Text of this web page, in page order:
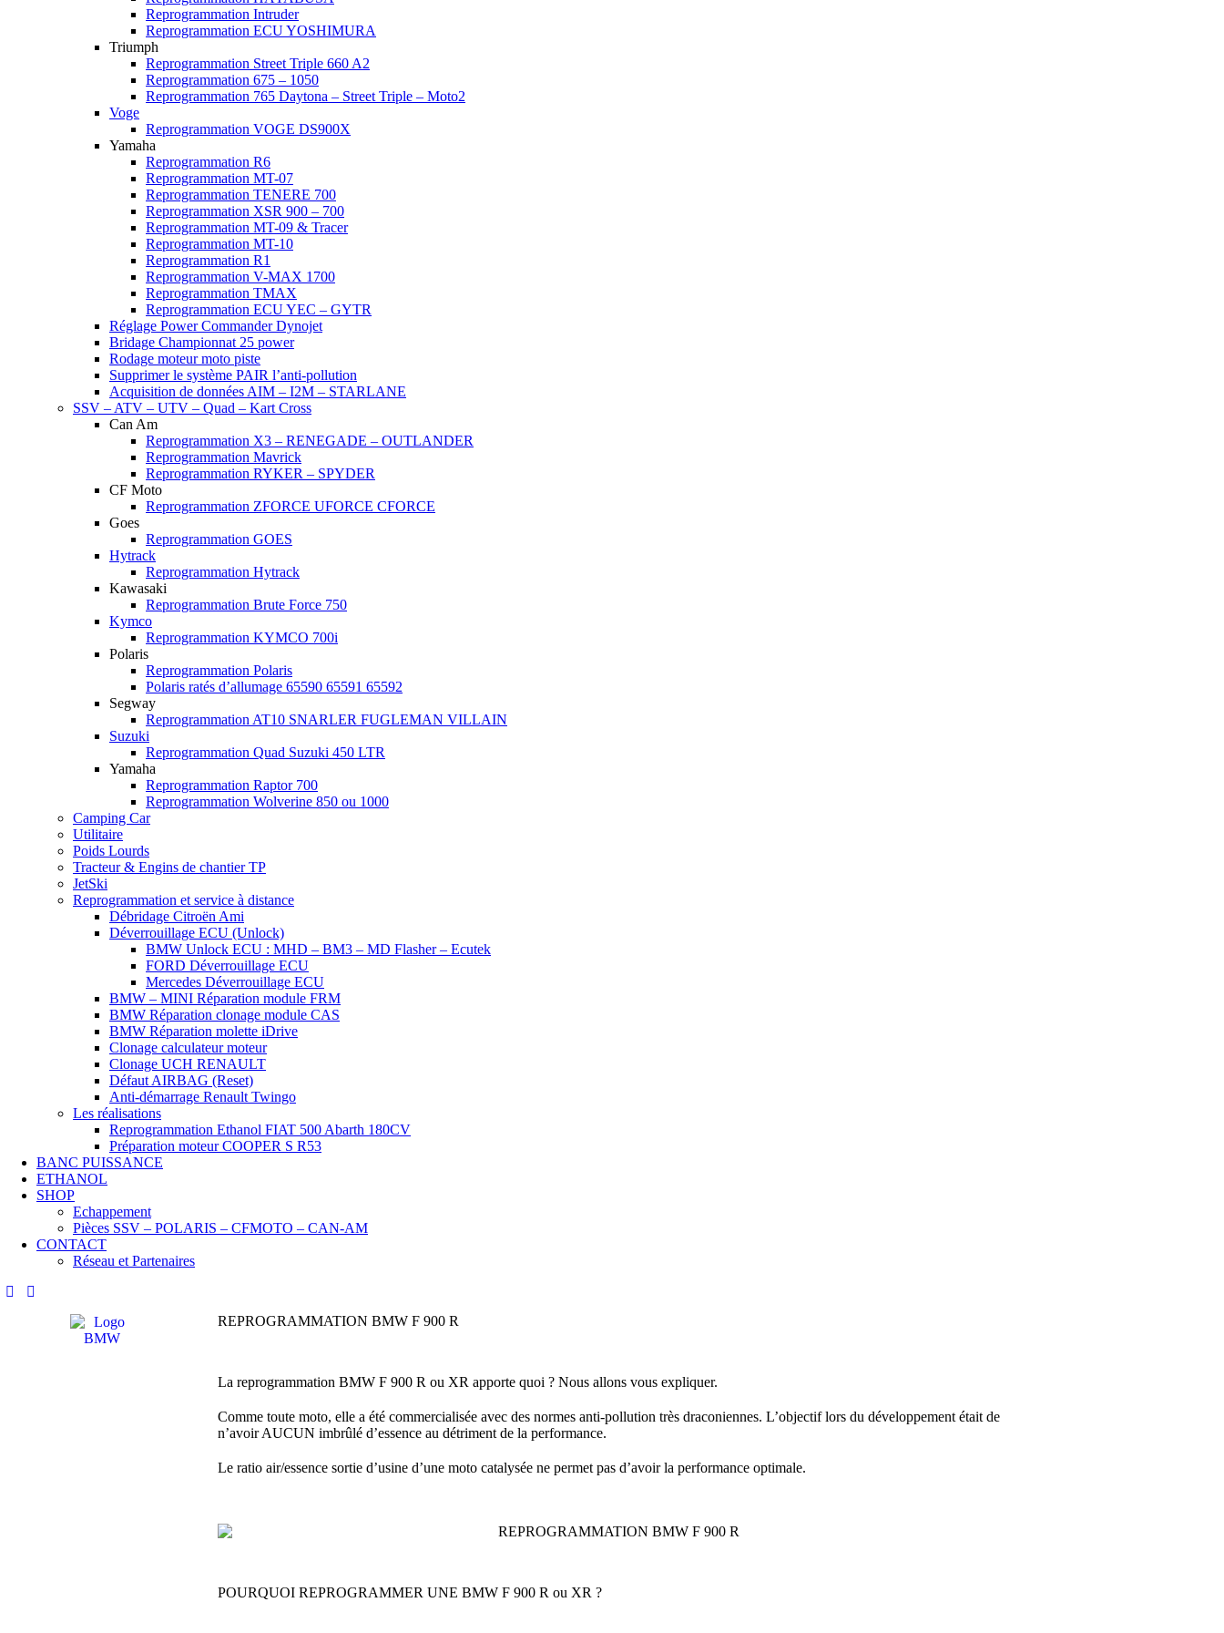
Reprogrammation Intruder
Reprogrammation ECU YOSHIMURA
Triumph
Reprogrammation Street Triple 660 A2
Reprogrammation 675 – 1050
Reprogrammation 765 Daytona – Street Triple – Moto2
Voge
Reprogrammation VOGE DS900X
Yamaha
Reprogrammation R6
Reprogrammation MT-07
Reprogrammation TENERE 700
Reprogrammation XSR 900 – 700
Reprogrammation MT-09 & Tracer
Reprogrammation MT-10
Reprogrammation R1
Reprogrammation V-MAX 1700
Reprogrammation TMAX
Reprogrammation ECU YEC – GYTR
Réglage Power Commander Dynojet
Bridage Championnat 25 power
Rodage moteur moto piste
Supprimer le système PAIR l’anti-pollution
Acquisition de données AIM – I2M – STARLANE
SSV – ATV – UTV – Quad – Kart Cross
Can Am
Reprogrammation X3 – RENEGADE – OUTLANDER
Reprogrammation Mavrick
Reprogrammation RYKER – SPYDER
CF Moto
Reprogrammation ZFORCE UFORCE CFORCE
Goes
Reprogrammation GOES
Hytrack
Reprogrammation Hytrack
Kawasaki
Reprogrammation Brute Force 750
Kymco
Reprogrammation KYMCO 700i
Polaris
Reprogrammation Polaris
Polaris ratés d’allumage 65590 65591 65592
Segway
Reprogrammation AT10 SNARLER FUGLEMAN VILLAIN
Suzuki
Reprogrammation Quad Suzuki 450 LTR
Yamaha
Reprogrammation Raptor 700
Reprogrammation Wolverine 850 ou 1000
Camping Car
Utilitaire
Poids Lourds
Tracteur & Engins de chantier TP
JetSki
Reprogrammation et service à distance
Débridage Citroën Ami
Déverrouillage ECU (Unlock)
BMW Unlock ECU : MHD – BM3 – MD Flasher – Ecutek
FORD Déverrouillage ECU
Mercedes Déverrouillage ECU
BMW – MINI Réparation module FRM
BMW Réparation clonage module CAS
BMW Réparation molette iDrive
Clonage calculateur moteur
Clonage UCH RENAULT
Défaut AIRBAG (Reset)
Anti-démarrage Renault Twingo
Les réalisations
Reprogrammation Ethanol FIAT 500 Abarth 180CV
Préparation moteur COOPER S R53
BANC PUISSANCE
ETHANOL
SHOP
Echappement
Pièces SSV – POLARIS – CFMOTO – CAN-AM
CONTACT
Réseau et Partenaires
REPROGRAMMATION BMW F 900 R
La reprogrammation BMW F 900 R ou XR apporte quoi ? Nous allons vous expliquer.
Comme toute moto, elle a été commercialisée avec des normes anti-pollution très draconiennes. L’objectif lors du développement était de
n’avoir AUCUN imbrûlé d’essence au détriment de la performance.
Le ratio air/essence sortie d’usine d’une moto catalysée ne permet pas d’avoir la performance optimale.
POURQUOI REPROGRAMMER UNE BMW F 900 R ou XR ?